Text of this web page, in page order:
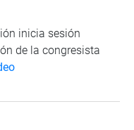
inicia sesión
de la congresista